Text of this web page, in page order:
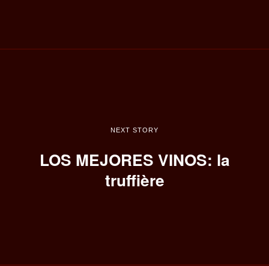
NEXT STORY
LOS MEJORES VINOS: la
truffière